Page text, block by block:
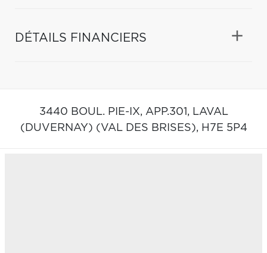
DÉTAILS FINANCIERS
3440 BOUL. PIE-IX, APP.301, LAVAL
(DUVERNAY) (VAL DES BRISES), H7E 5P4